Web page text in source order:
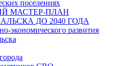
поселениях
МАСТЕР-ПЛАН
ДО 2040 ГОДА
экономического развития